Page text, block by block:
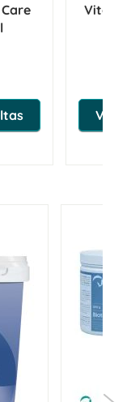
Vitalbix